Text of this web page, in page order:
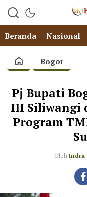
Beranda Nasional
Bogor
Pj Bupati
III Siliwangi
Program
Oleh Indra